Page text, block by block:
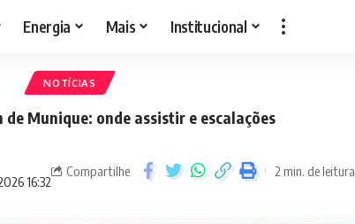
Energia Mais Institucional
NOTÍCIAS
de Munique: onde assistir e escalações
16:32
Compartilhe 2 min. de leitura